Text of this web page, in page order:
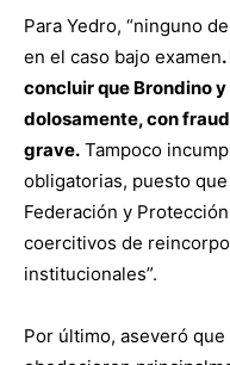
Para Yedro, “ninguno
en el caso bajo examen
concluir que Brondino
dolosamente, con
grave. Tampoco
obligatorias, puesto
Federación y
coercitivos de
institucionales”.
Por último, aseveró